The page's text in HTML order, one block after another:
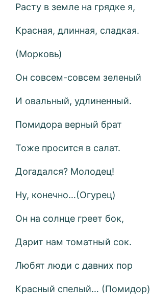
Расту в земле на грядке я,
Красная, длинная, сладкая.
(Морковь)
Он совсем-совсем зеленый
И овальный, удлиненный.
Помидора верный брат
Тоже просится в салат.
Догадался? Молодец!
Ну, конечно…(Огурец)
Он на солнце греет бок,
Дарит нам томатный сок.
Любят люди с давних пор
Красный спелый… (Помидор)